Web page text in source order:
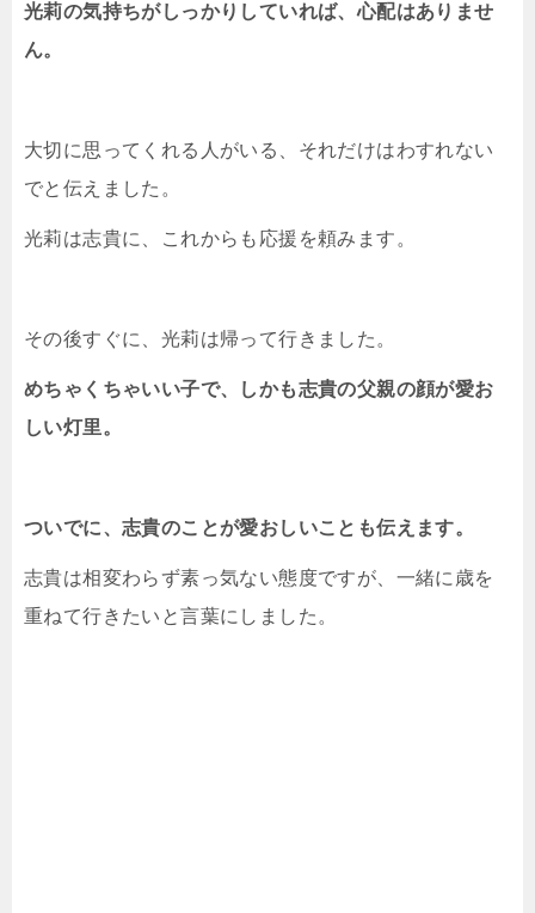
光莉の気持ちがしっかりしていれば、心配はありませ
ん。
大切に思ってくれる人がいる、それだけはわすれない
でと伝えました。
光莉は志貴に、これからも応援を頼みます。
その後すぐに、光莉は帰って行きました。
めちゃくちゃいい子で、しかも志貴の父親の顔が愛お
しい灯里。
ついでに、志貴のことが愛おしいことも伝えます。
志貴は相変わらず素っ気ない態度ですが、一緒に歳を
重ねて行きたいと言葉にしました。